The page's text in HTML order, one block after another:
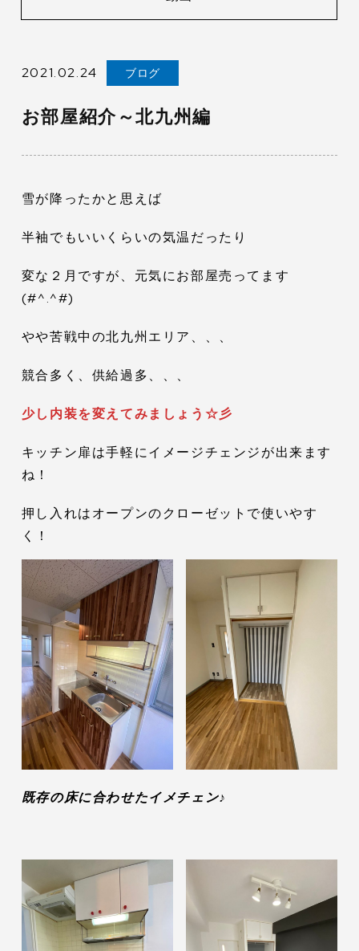
2021.02.24 ブログ
お部屋紹介～北九州編
雪が降ったかと思えば
半袖でもいいくらいの気温だったり
変な２月ですが、元気にお部屋売ってます
(#^.^#)
やや苦戦中の北九州エリア、、、
競合多く、供給過多、、、
少し内装を変えてみましょう☆彡
キッチン扉は手軽にイメージチェンジが出来ます
ね！
押し入れはオープンのクローゼットで使いやす
く！
既存の床に合わせたイメチェン♪